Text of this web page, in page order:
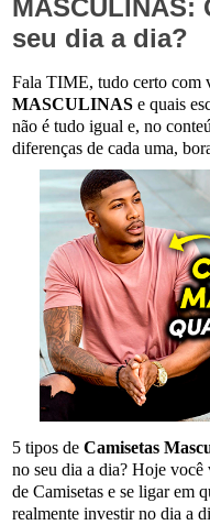
seu dia a dia?
Fala TIME, tudo certo com
MASCULINAS e quais
não é tudo igual e, no
diferenças de cada uma,
5 tipos de Camisetas
no seu dia a dia? Hoje você
de Camisetas e se ligar em
realmente investir no dia a